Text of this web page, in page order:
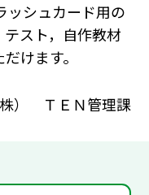
ッシュカード用の
スト，自作教材
けます。
） ＴＥＮ管理課